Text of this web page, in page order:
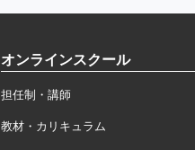
オンラインスクール
担任制・講師
教材・カリキュラム